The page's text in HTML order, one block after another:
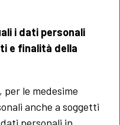
i dati personali
e finalità della
le medesime
anche a soggetti